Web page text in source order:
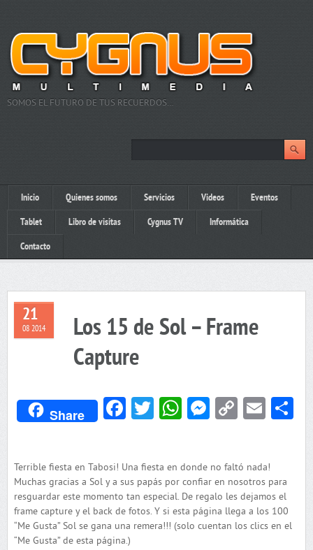
SOMOS EL FUTURO DE TUS RECUERDOS…
Inicio Quienes somos Servicios Videos Eventos
Tablet Libro de visitas Cygnus TV Informática
Contacto
21
08 2014
Los 15 de Sol – Frame
Capture
Share Facebook
Twitter
WhatsApp
Messenger
Copy
Terrible fiesta en Tabosi! Una fiesta en donde no faltó nada!
Muchas gracias a Sol y a sus papás por confiar en nosotros para
resguardar este momento tan especial. De regalo les dejamos el
frame capture y el back de fotos. Y si esta página llega a los 100
“Me Gusta” Sol se gana una remera!!! (solo cuentan los clics en el
“Me Gusta” de esta página.)